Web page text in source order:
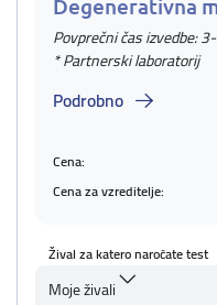
Degenerativna
Povprečni čas izvedbe:
* Partnerski laboratorij
Podrobno
Cena:
Cena za vzreditelje:
Žival za katero naročate test
Moje živali